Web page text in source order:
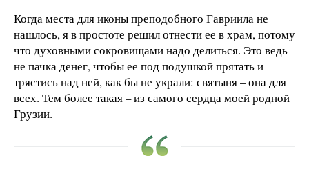
Когда места для иконы преподобного Гавриила не
нашлось, я в простоте решил отнести ее в храм, потому
что духовными сокровищами надо делиться. Это ведь
не пачка денег, чтобы ее под подушкой прятать и
трястись над ней, как бы не украли: святыня – она для
всех. Тем более такая – из самого сердца моей родной
Грузии.